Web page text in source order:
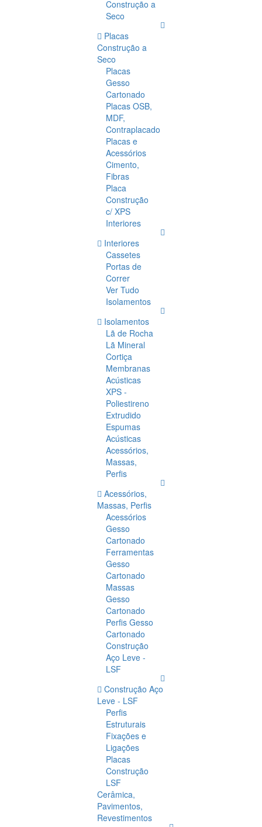
Construção a
Seco
Placas
Construção a
Seco
Placas
Gesso
Cartonado
Placas OSB,
MDF,
Contraplacado
Placas e
Acessórios
Cimento,
Fibras
Placa
Construção
c/ XPS
Interiores
Interiores
Cassetes
Portas de
Correr
Ver Tudo
Isolamentos
Isolamentos
Lã de Rocha
Lã Mineral
Cortiça
Membranas
Acústicas
XPS -
Poliestireno
Extrudido
Espumas
Acústicas
Acessórios,
Massas,
Perfis
Acessórios,
Massas, Perfis
Acessórios
Gesso
Cartonado
Ferramentas
Gesso
Cartonado
Massas
Gesso
Cartonado
Perfis Gesso
Cartonado
Construção
Aço Leve -
LSF
Construção Aço
Leve - LSF
Perfis
Estruturais
Fixações e
Ligações
Placas
Construção
LSF
Cerâmica,
Pavimentos,
Revestimentos